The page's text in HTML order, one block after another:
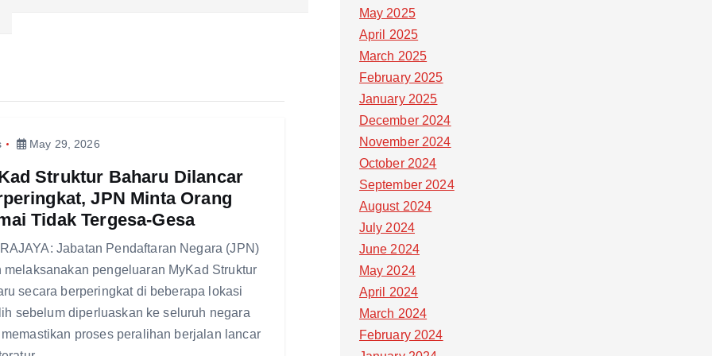
May 29, 2026
Struktur Baharu Dilancar
JPN Minta Orang
Tidak Tergesa-Gesa
Jabatan Pendaftaran Negara (JPN)
melaksanakan pengeluaran MyKad Struktur
secara berperingkat di beberapa lokasi
sebelum diperluaskan ke seluruh negara
memastikan proses peralihan berjalan lancar
May 2025
April 2025
March 2025
February 2025
January 2025
December 2024
November 2024
October 2024
September 2024
August 2024
July 2024
June 2024
May 2024
April 2024
March 2024
February 2024